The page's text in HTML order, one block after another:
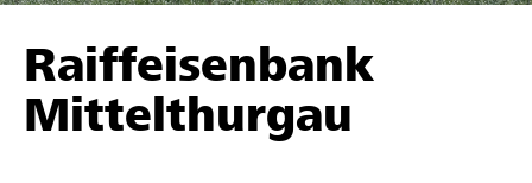
Unterstützen
Hilfe & Support
Projekte und Organisationen finden
Raiffeisenbank
Mittelthurgau